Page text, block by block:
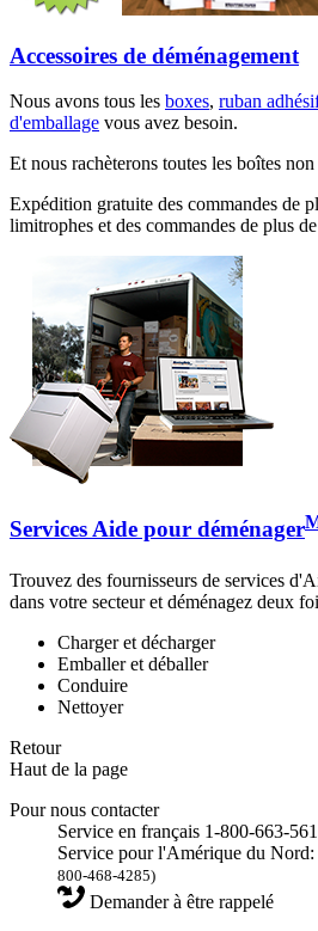
Accessoires de déménagement
Nous avons tous les boxes, ruban
d'emballage vous avez besoin.
Et nous rachèterons toutes les boîtes
Expédition gratuite des commandes de
limitrophes et des commandes de plus
Services Aide pour déménager
Trouvez des fournisseurs de services
dans votre secteur et déménagez deux
Charger et décharger
Emballer et déballer
Conduire
Nettoyer
Retour
Haut de la page
Pour nous contacter
Service en français 1-800-663-
Service pour l'Amérique du
800-468-4285)
Demander à être rappelé